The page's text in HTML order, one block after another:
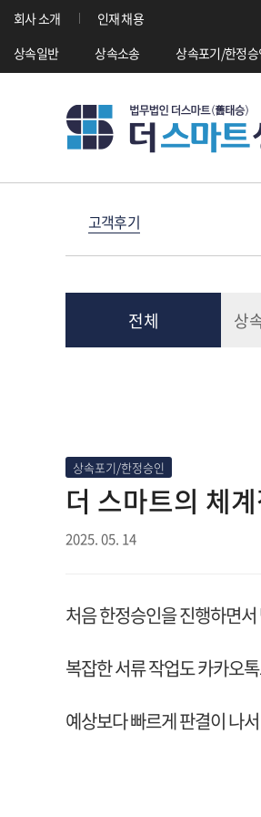
회사 소개
인재 채용
상속일반
상속소송 상속포기/한정승
고객후기
전체 상
상속포기/한정승인
더 스마트의 체
2025. 05. 14
처음 한정승인을 진행하면
복잡한 서류 작업도 카카오
예상보다 빠르게 판결이 나